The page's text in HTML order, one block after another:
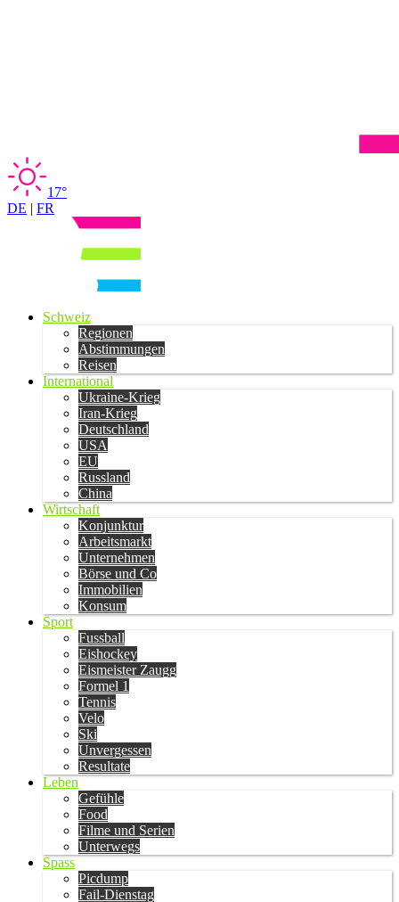
17°
DE | FR
Schweiz
Regionen
Abstimmungen
Reisen
International
Ukraine-Krieg
Iran-Krieg
Deutschland
USA
EU
Russland
China
Wirtschaft
Konjunktur
Arbeitsmarkt
Unternehmen
Börse und Co
Immobilien
Konsum
Sport
Fussball
Eishockey
Eismeister Zaugg
Formel 1
Tennis
Velo
Ski
Unvergessen
Resultate
Leben
Gefühle
Food
Filme und Serien
Unterwegs
Spass
Picdump
Fail-Dienstag